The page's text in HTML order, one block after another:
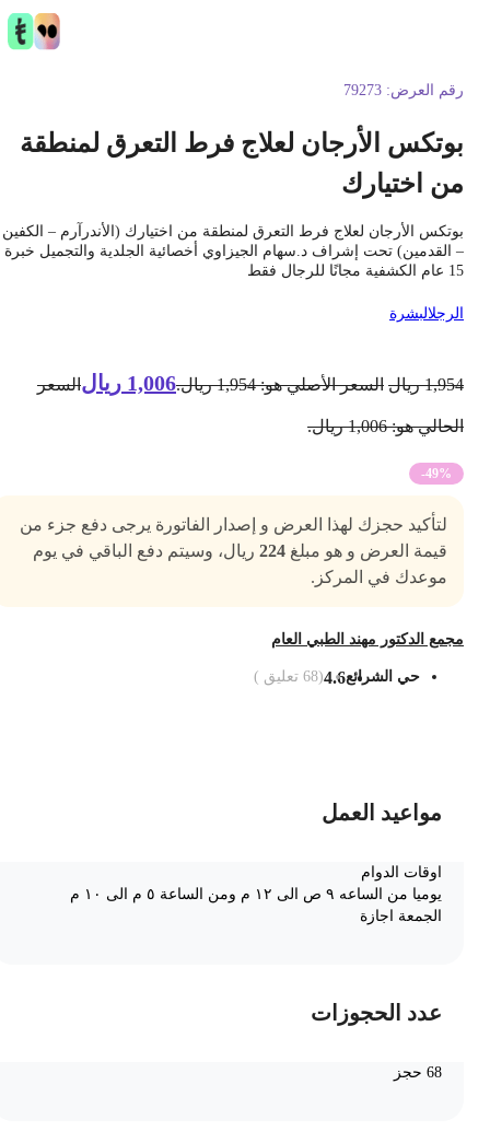
العرض: 79273
الأرجان لعلاج فرط التعرق لمنطقة
اختيارك
الأرجان لعلاج فرط التعرق لمنطقة من اختيارك (الأندرآرم – الكفين
القدمين) تحت إشراف د.سهام الجيزاوي أخصائية الجلدية والتجميل خبرة
البشرة
ريال السعر الأصلي هو: 1,954 ريال. 1,006 ريال السعر
هو: 1,006 ريال.
-49%
لتأكيد حجزك لهذا العرض و إصدار الفاتورة يرجى دفع جزء من
قيمة العرض و هو مبلغ224 ريال، وسيتم دفع الباقي في يوم
موعدك في المركز.
الدكتور مهند الطبي العام
حي الشرائع4.6
(
68تعليق )
مواعيد العمل
اوقات الدوام
يوميا من الساعه ٩ ص الى ١٢ م ومن الساعة ٥ م الى ١٠ م
الجمعة اجازة
عدد الحجوزات